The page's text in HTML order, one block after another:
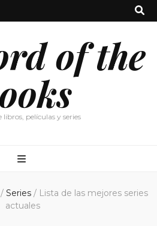
of the
libros, películas y series
/ Series / Lista de las mejores series
actuales